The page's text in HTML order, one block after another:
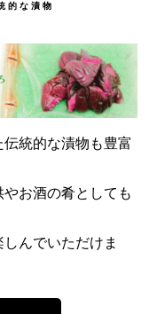
的な漬物
統的な漬物も豊富
お酒の肴としても
んでいただけま